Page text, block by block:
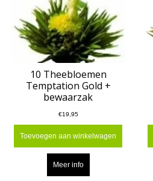
10 Theebloemen
Temptation Gold +
bewaarzak
€19,95
Toevoegen aan winkelwagen
Meer info